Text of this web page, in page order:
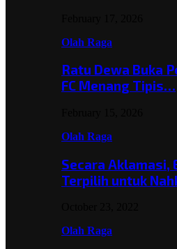
Olah Raga
Ratu Dewa Buka
FC Menang Tipis…
Olah Raga
Secara Aklamasi,
Terpilih untuk
Olah Raga